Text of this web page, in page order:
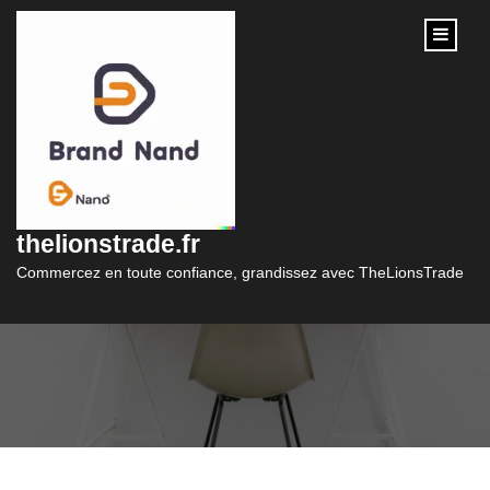
content
thelionstrade.fr
Commercez en toute confiance, grandissez avec TheLionsTrade
Guide Pratique de
Simulation de Prêt à
la Consommation